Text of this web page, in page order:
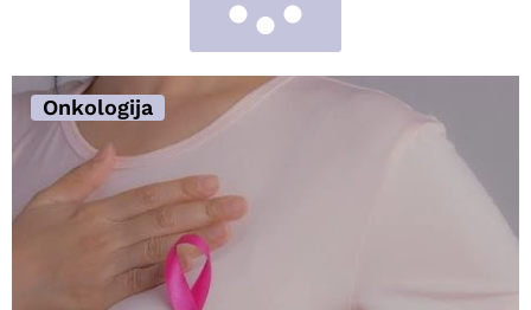
Onkologija